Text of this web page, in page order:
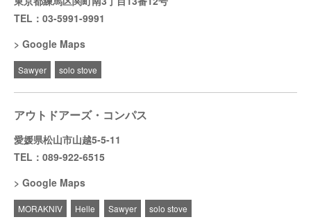
TEL：03-5991-9991
Google Maps
Sawyer solo stove
アウトドアーズ・コンパス
愛媛県松山市山越5-5-11
TEL：089-922-6515
Google Maps
MORAKNIV Helle Sawyer solo stove